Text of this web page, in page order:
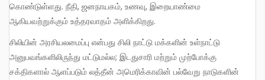
கொண்டுள்ளது. நீதி, ஜனநாயகம், உணவு, இறையாண்மை
ஆகியவற்றுக்கும் உத்தரவாதம் அளிக்கிறது.
சிலியின் அரசியலமைப்பு என்பது சிலி நாட்டு மக்களின் உள்நாட்டு
அனுபவங்களிலிருந்து மட்டுமல்ல; இடதுசாரி மற்றும் முற்போக்கு
சக்திகளால் ஆளப்படும் லத்தீன் அமெரிக்காவின் பல்வேறு நாடுகளின்